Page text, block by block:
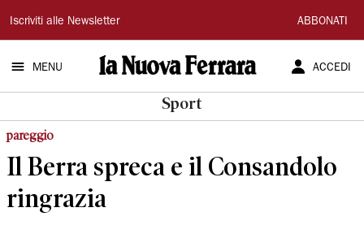
La
Nuova
Ferrara
Iscriviti alle Newsletter ABBONATI
MENU ACCEDI
Sport
pareggio
Il Berra spreca e il Consandolo
ringrazia